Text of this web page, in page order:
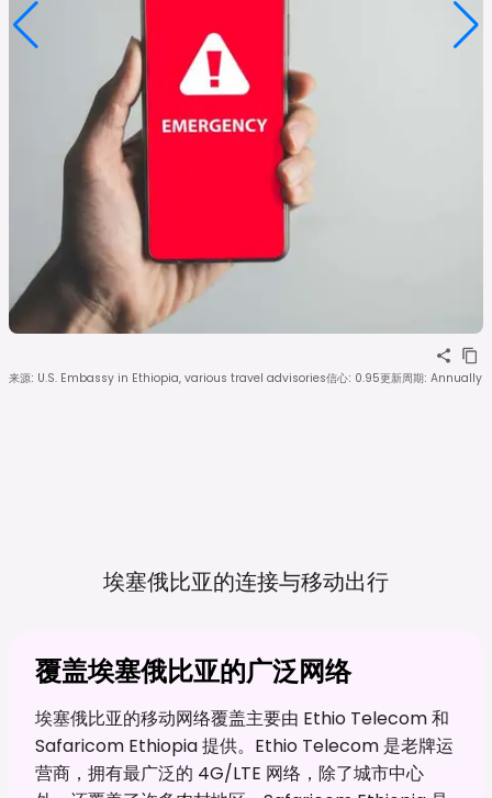
来源: U.S. Embassy in Ethiopia, various travel advisories信心: 0.95更新周期: Annually
埃塞俄比亚的连接与移动出行
覆盖埃塞俄比亚的广泛网络
埃塞俄比亚的移动网络覆盖主要由 Ethio Telecom 和
Safaricom Ethiopia 提供。Ethio Telecom 是老牌运
营商，拥有最广泛的 4G/LTE 网络，除了城市中心